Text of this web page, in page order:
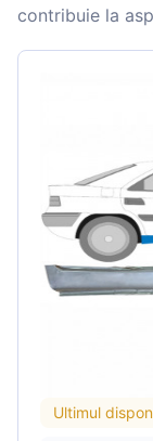
contribuie la
Ultimul